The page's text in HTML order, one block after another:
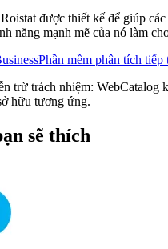
được thiết kế để giúp
năng mạnh mẽ của nó làm
Phần mềm phân tích tiếp
trừ trách nhiệm: WebCatalog
hữu tương ứng.
sẽ thích